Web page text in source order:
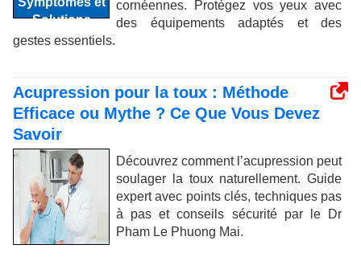
cornéennes. Protégez vos yeux avec
des équipements adaptés et des
gestes essentiels.
Acupression pour la toux : Méthode
Efficace ou Mythe ? Ce Que Vous Devez
Savoir
Découvrez comment l’acupression peut
soulager la toux naturellement. Guide
expert avec points clés, techniques pas
à pas et conseils sécurité par le Dr
Pham Le Phuong Mai.